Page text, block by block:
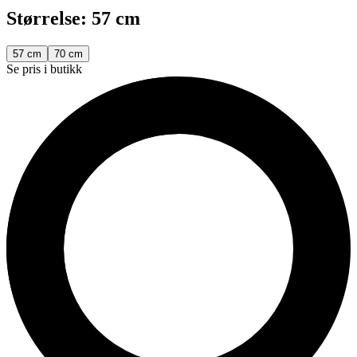
Størrelse: 57 cm
57 cm 70 cm
Se pris i butikk